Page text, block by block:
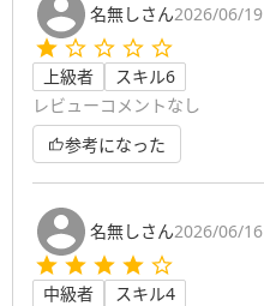
名無しさん2026/06/19
上級者
スキル6
レビューコメントなし
参考になった
名無しさん2026/06/16
中級者
スキル4